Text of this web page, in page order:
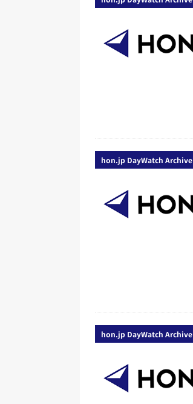
hon.jp DayWatch Archive
hon.jp DayWatch Archive